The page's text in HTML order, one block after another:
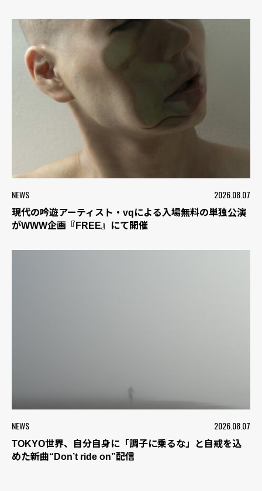
NEWS 2026.08.07
現代の吟遊アーティスト・vqによる入場無料の単独公演
がWWW企画『FREE』にて開催
NEWS 2026.08.07
TOKYO世界、自分自身に「調子に乗るな」と自戒を込
めた新曲“Don’t ride on”配信